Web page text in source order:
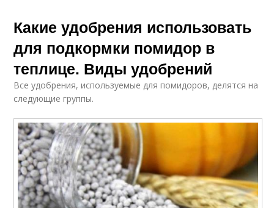
Какие удобрения использовать
для подкормки помидор в
теплице. Виды удобрений
Все удобрения, используемые для помидоров, делятся на
следующие группы.